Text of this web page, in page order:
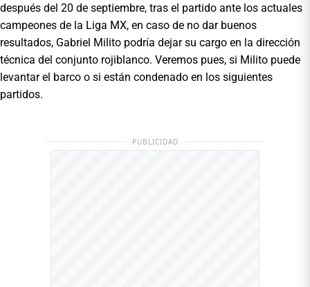
después del 20 de septiembre, tras el partido ante los actuales
campeones de la Liga MX, en caso de no dar buenos
resultados, Gabriel Milito podría dejar su cargo en la dirección
técnica del conjunto rojiblanco. Veremos pues, si Milito puede
levantar el barco o si están condenado en los siguientes
partidos.
PUBLICIDAD